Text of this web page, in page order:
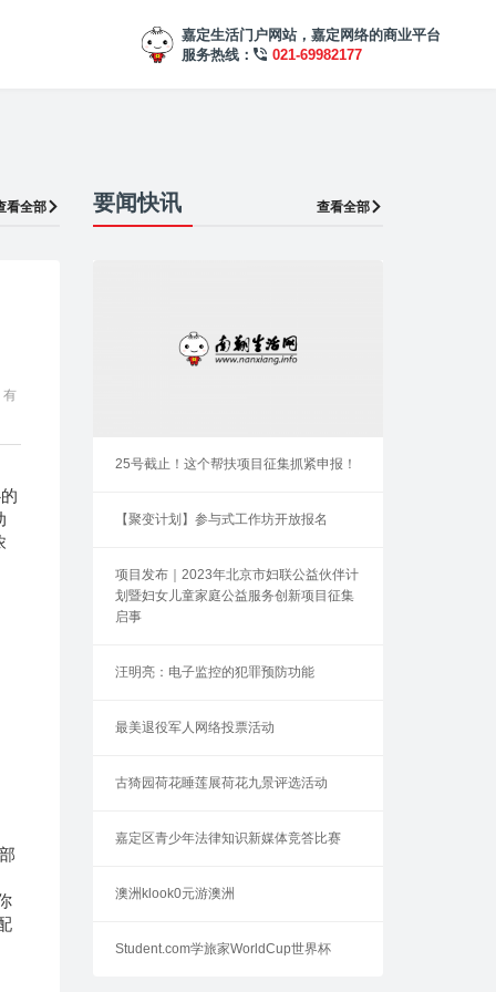
嘉定生活门户网站，嘉定网络的商业平台
服务热线：
021-69982177
看全部
有
要闻快讯 查看全部
25号截止！这个帮扶项目征集抓紧申报！
【聚变计划】参与式工作坊开放报名
项目发布｜2023年北京市妇联公益伙伴计
划暨妇女儿童家庭公益服务创新项目征集
启事
汪明亮：电子监控的犯罪预防功能
最美退役军人网络投票活动
古猗园荷花睡莲展荷花九景评选活动
嘉定区青少年法律知识新媒体竞答比赛
澳洲klook0元游澳洲
Student.com学旅家WorldCup世界杯